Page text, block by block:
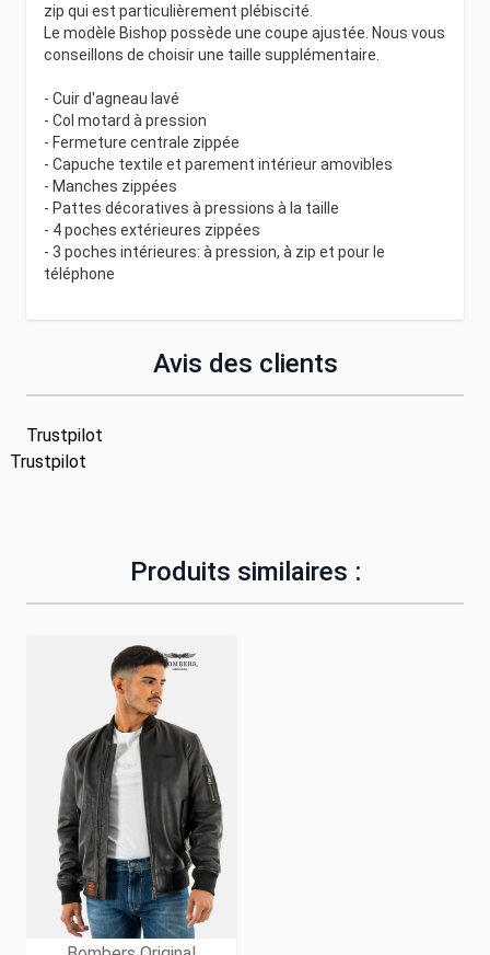
zip qui est particulièrement plébiscité.
Le modèle Bishop possède une coupe ajustée. Nous vous
conseillons de choisir une taille supplémentaire.
- Cuir d'agneau lavé
- Col motard à pression
- Fermeture centrale zippée
- Capuche textile et parement intérieur amovibles
- Manches zippées
- Pattes décoratives à pressions à la taille
- 4 poches extérieures zippées
- 3 poches intérieures: à pression, à zip et pour le
téléphone
Avis des clients
Trustpilot
Trustpilot
Produits similaires :